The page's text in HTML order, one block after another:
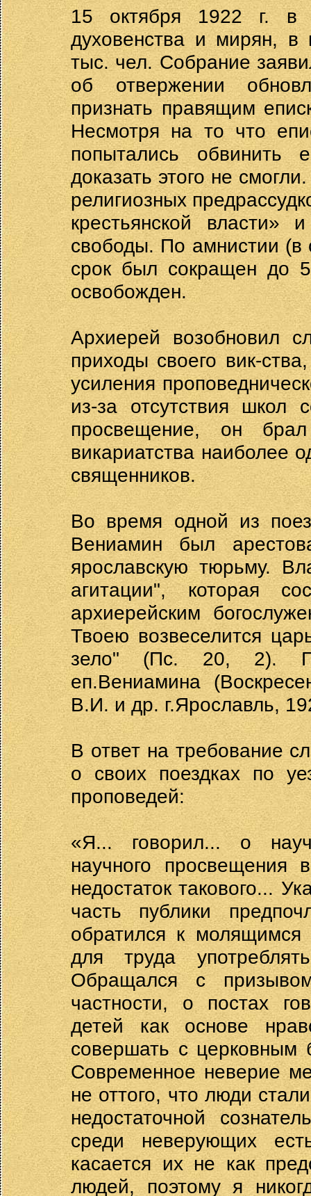
15 октября 1922 г. в
духовенства и мирян, в
тыс. чел. Собрание
об отвержении
признать правящим
Несмотря на то что
попытались обвинить
доказать этого не
религиозных
крестьянской
свободы. По амнистии (в
срок был сокращен до
освобожден.
Архиерей возобновил
приходы своего вик-
усиления
из-за отсутствия школ
просвещение, он
викариатства наиболее
священников.
Во время одной из
Вениамин был
ярославскую тюрьму.
агитации", которая
архиерейским
Твоею возвеселится
зело" (Пс. 20, 2).
еп.Вениамина
В.И. и др. г.Ярославль,
В ответ на требование
о своих поездках по
проповедей:
«Я... говорил... о
научного
недостаток такового...
часть публики
обратился к
для труда
Обращался с
частности, о постах
детей как основе
совершать с церковным
Современное неверие
не оттого, что люди
недостаточной
среди неверующих
касается их не как
людей, поэтому я